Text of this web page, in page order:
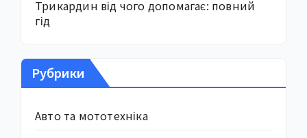
Трикардин від чого допомагає: повний
гід
Рубрики
Авто та мототехніка